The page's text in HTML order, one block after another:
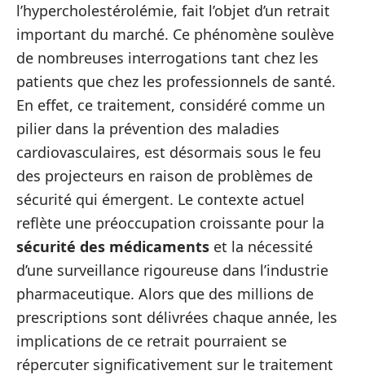
l’hypercholestérolémie, fait l’objet d’un retrait
important du marché. Ce phénomène soulève
de nombreuses interrogations tant chez les
patients que chez les professionnels de santé.
En effet, ce traitement, considéré comme un
pilier dans la prévention des maladies
cardiovasculaires, est désormais sous le feu
des projecteurs en raison de problèmes de
sécurité qui émergent. Le contexte actuel
reflète une préoccupation croissante pour la
sécurité des médicaments et la nécessité
d’une surveillance rigoureuse dans l’industrie
pharmaceutique. Alors que des millions de
prescriptions sont délivrées chaque année, les
implications de ce retrait pourraient se
répercuter significativement sur le traitement